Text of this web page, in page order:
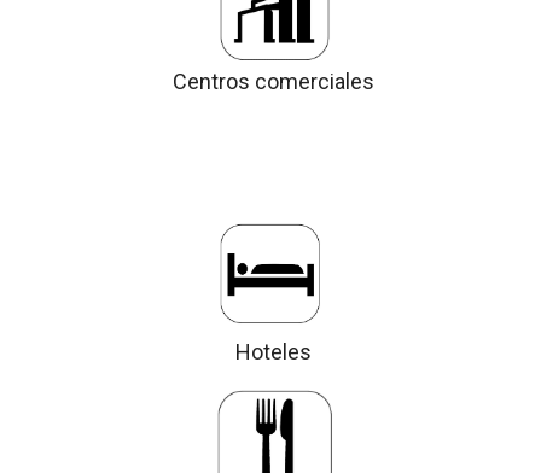
Centros comerciales
Hoteles